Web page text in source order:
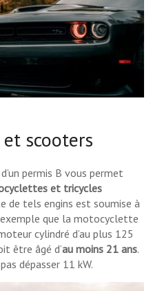
scooters
permis B vous permet
et tricycles
de tels engins est soumise à
que la motocyclette
cylindré d’au plus 125
être âgé d’au moins 21 ans.
dépasser 11 kW.